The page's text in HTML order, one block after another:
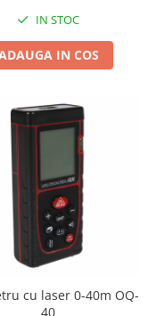
IN STOC
IN COS
cu laser 0-40m OQ-
40